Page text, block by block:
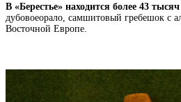
В «Берестье» находится более 43
дубовоеорало, самшитовый гребешок с
Восточной Европе.